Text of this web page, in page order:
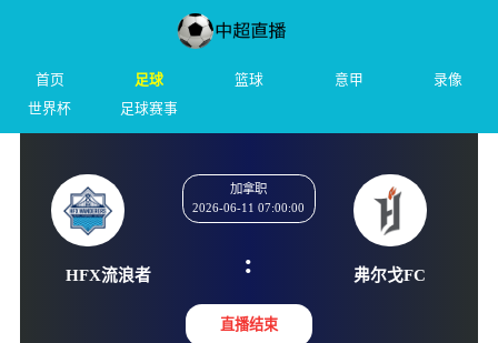
首页 足球 篮球 意甲
录像
世界杯
足球赛事
: